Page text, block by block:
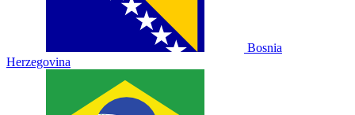
Bosnia
Herzegovina